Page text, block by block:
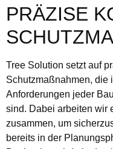
PRÄZISE
Tree Solution setzt auf
Schutzmaßnahmen, die
Anforderungen jeder
sind. Dabei arbeiten wir
zusammen, um
bereits in der